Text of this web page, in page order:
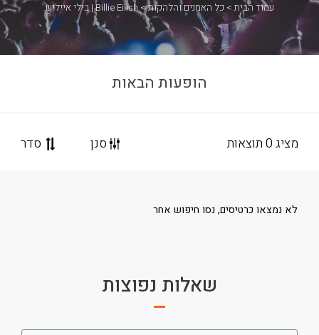
בילי אייליש | Billie Eilish כל האמנים והלהקות עמוד הבית
הופעות הבאות
מציג 0 תוצאות סנן סדר
לא נמצאו כרטיסים, נסו חיפוש אחר
שאלות נפוצות